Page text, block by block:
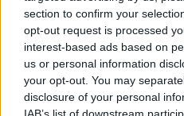
section to confirm your
opt-out request is processed
interest-based ads based on
us or personal information
your opt-out. You may
disclosure of your personal